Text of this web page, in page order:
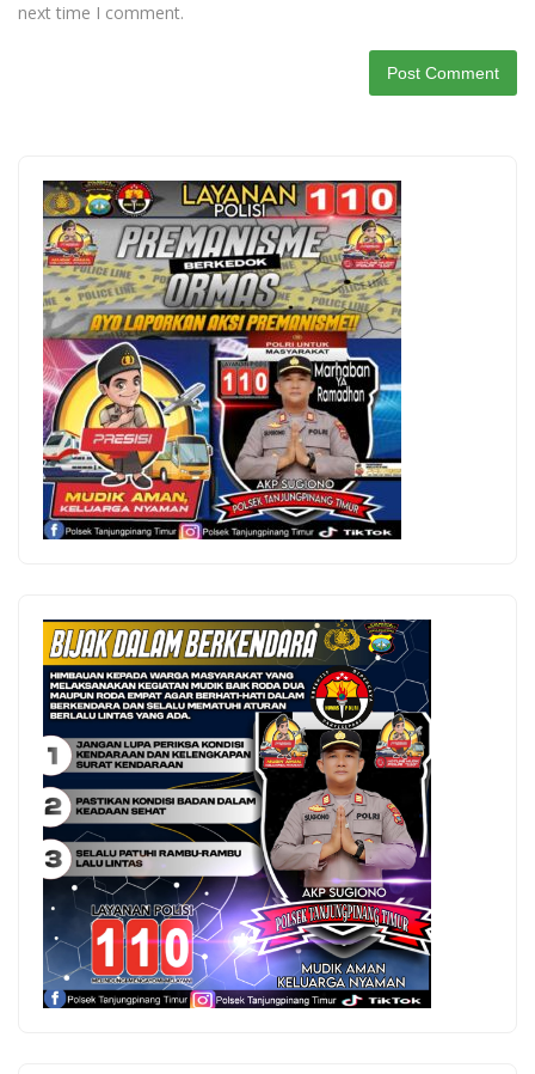
next time I comment.